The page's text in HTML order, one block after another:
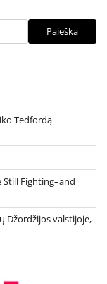
Paieška
Tedfordą
Fighting–and
Džordžijos valstijoje,